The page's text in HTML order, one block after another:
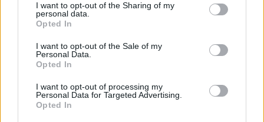
I want to opt-out of the Sharing of my
personal data.
Opted In
I want to opt-out of the Sale of my
Personal Data.
Opted In
I want to opt-out of processing my
Personal Data for Targeted Advertising.
Opted In
YUNOLIA KABÁT SO VZOROM KOHÚTEJ STOPY